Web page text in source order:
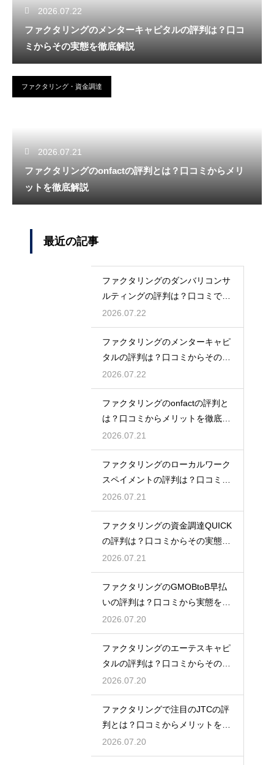
2026.07.22
ファクタリングのメンターキャピタルの評判は？口コ
ミからその実態を徹底解説
ファクタリング・資金調達
2026.07.21
ファクタリングのonfactの評判とは？口コミからメリ
ットを徹底解説
最近の記事
ファクタリングのダンバリコンサ
ルティングの評判は？口コミで実
態を解説
2026.07.22
ファクタリングのメンターキャピ
タルの評判は？口コミからその実
態を徹底解説
2026.07.22
ファクタリングのonfactの評判と
は？口コミからメリットを徹底解
説
2026.07.21
ファクタリングのローカルワーク
スペイメントの評判は？口コミで
実態を解説
2026.07.21
ファクタリングの資金調達QUICK
の評判は？口コミからその実態を
徹底解説
2026.07.21
ファクタリングのGMOBtoB早払
いの評判は？口コミから実態を徹
底解説
2026.07.20
ファクタリングのエーテスキャピ
タルの評判は？口コミからその実
態を徹底解説
2026.07.20
ファクタリングで注目のJTCの評
判とは？口コミからメリットを徹
底解説
2026.07.20